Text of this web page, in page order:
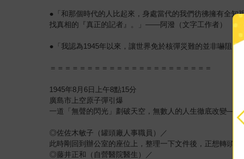
●「和那個時代的人比起來，身處當代的我們彷彿擁有全
找真相的『真正的記者』。」——阿潑（文字工作者）
●「我認為1945年以來，讓世界免於核彈災難的並非嚇阻
＝＝＝＝＝＝＝＝＝＝＝＝＝＝＝＝＝＝＝＝＝＝
1945年8月6日上午8點15分
廣島市上空原子彈引爆
一道「無聲的閃光」劃破天空，無數人的人生徹底改變——
◎佐佐木敏子（罐頭廠人事職員）／
此時剛回到辦公室的座位上，整理一下文件後，正想轉頭與
◎藤井正和（自營醫院醫生）／